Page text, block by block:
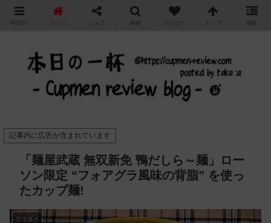
カップ麺の新商品をレビュー / アレンジするブログ
記事内に広告が含まれています
「麺屋武蔵 無双新免 鴨だしら～麺」ロー
ソン限定 “フォアグラ風味の背脂” を使っ
たカップ麺!
ヤマダイ
MENU ホーム シェア 検索 フォロー トップ 情報